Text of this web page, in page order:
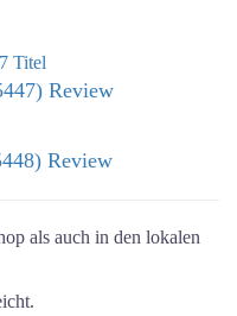
Review
Review
als auch in den lokalen